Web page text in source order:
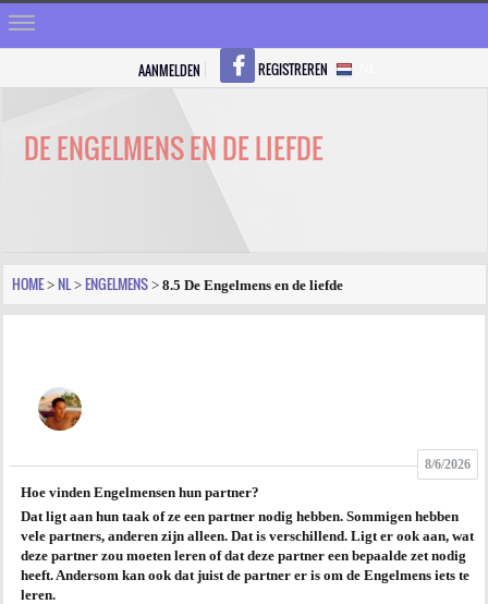
VRAGEN
FOTO
AGENDA
PRAKTIJK
AANMELDEN REGISTREREN
DE ENGELMENS EN DE LIEFDE
HOME > NL > ENGELMENS > 8.5 De Engelmens en de liefde
8/6/2026
Hoe vinden Engelmensen hun partner?
Dat ligt aan hun taak of ze een partner nodig hebben. Sommigen hebben
vele partners, anderen zijn alleen. Dat is verschillend. Ligt er ook aan, wat
deze partner zou moeten leren of dat deze partner een bepaalde zet nodig
heeft. Andersom kan ook dat juist de partner er is om de Engelmens iets te
leren.